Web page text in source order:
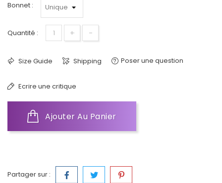
Bonnet :
Quantité : + -
Size Guide Shipping Poser une question
Ecrire une critique
Ajouter Au Panier
Partager sur :